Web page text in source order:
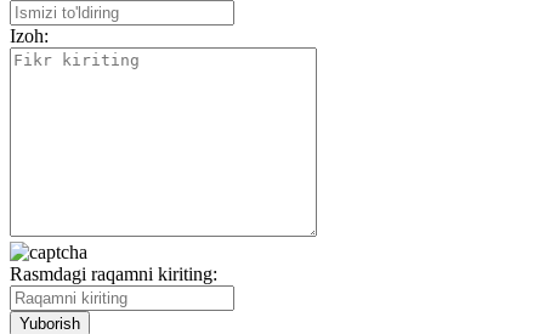
Izoh:
Rasmdagi raqamni kiriting: